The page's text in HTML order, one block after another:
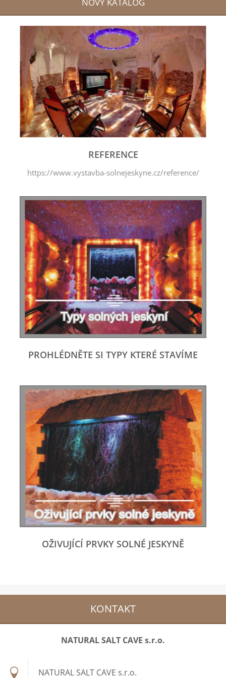
REFERENCE
https://www.vystavba-solnejeskyne.cz/reference/
PROHLÉDNĚTE SI TYPY KTERÉ STAVÍME
OŽIVUJÍCÍ PRVKY SOLNÉ JESKYNĚ
KONTAKT
NATURAL SALT CAVE s.r.o.
NATURAL SALT CAVE s.r.o.